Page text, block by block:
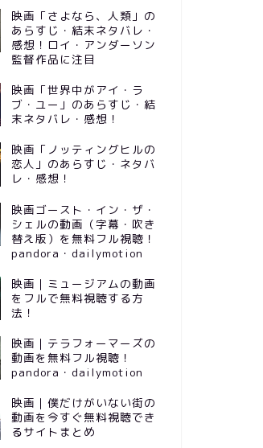
映画「さよなら、人類」の
あらすじ・結末ネタバレ・
感想！ロイ・アンダーソン
監督作品に注目
映画「世界中がアイ・ラ
ブ・ユー」のあらすじ・結
末ネタバレ・感想！
映画「ノッティングヒルの
恋人」のあらすじ・ネタバ
レ・感想！
映画ゴースト・イン・ザ・
シェルの動画（字幕・吹き
替え版）を無料フル視聴！
pandora・dailymotion
映画｜ミュージアムの動画
をフルで無料視聴する方
法！
映画｜テラフォーマーズの
動画を無料フル視聴！
pandora・dailymotion
映画｜僕だけがいない街の
動画を今すぐ無料視聴でき
るサイトまとめ